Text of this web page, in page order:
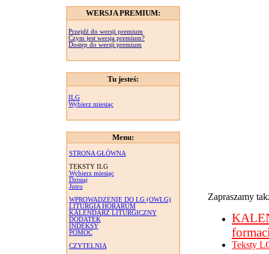
WERSJA PREMIUM:
Przejdź do wersji premium
Czym jest wersja premium?
Dostęp do wersji premium
Tu jesteś:
ILG
Wybierz miesiąc
Menu:
STRONA GŁÓWNA
TEKSTY ILG
Wybierz miesiąc
Dzisiaj
Jutro
WPROWADZENIE DO LG (OWLG)
LITURGIA HORARUM
KALENDARZ LITURGICZNY
DODATEK
INDEKSY
POMOC
CZYTELNIA
Zapraszamy
Teksty